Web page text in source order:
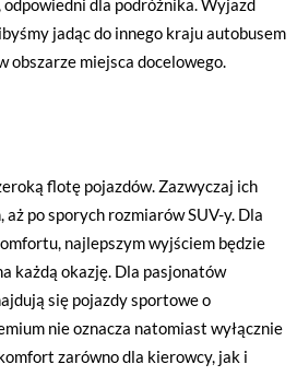
dla podróżnika. Wyjazd
jadąc do innego kraju autobusem
obszarze miejsca docelowego.
flotę pojazdów. Zazwyczaj ich
po sporych rozmiarów SUV-y. Dla
najlepszym wyjściem będzie
każdą okazję. Dla pasjonatów
się pojazdy sportowe o
nie oznacza natomiast wyłącznie
zarówno dla kierowcy, jak i